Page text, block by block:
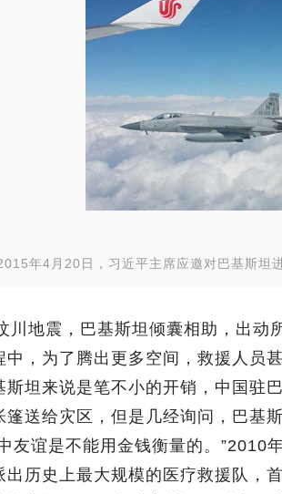
年4月20日，习近平主席应邀对巴基斯坦
川地震，巴基斯坦倾囊相助，出动
中，为了腾出更多空间，救援人员
斯坦来说是笔不小的开销，中国驻
篷送给灾区，但是几经询问，巴基
友谊是不能用金钱衡量的。
出历史上最大规模的医疗救援队，